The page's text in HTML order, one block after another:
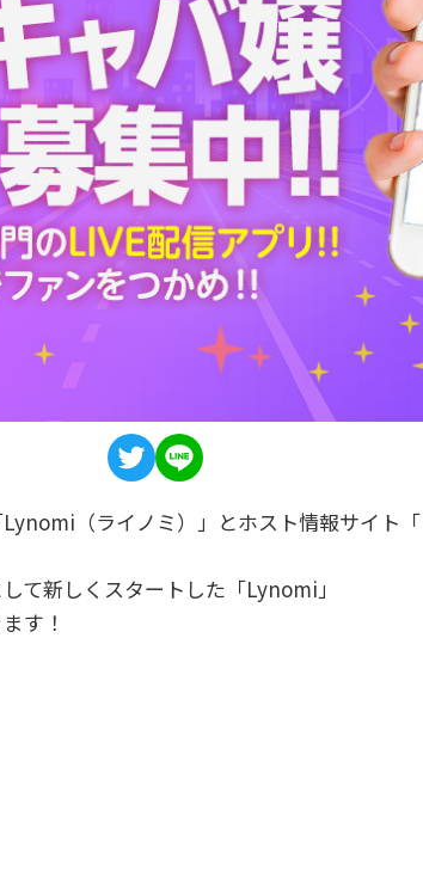
（ライノミ）」とホスト情報サイト
て新しくスタートした「Lynomi」
す！